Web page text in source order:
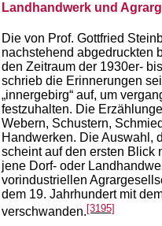
Landhandwerk und
Die von Prof. Gottfried
nachstehend abgedruckten
den Zeitraum der 1930er-
schrieb die Erinnerungen
„innergebirg“ auf, um
festzuhalten. Die
Webern, Schustern,
Handwerken. Die Auswahl,
scheint auf den ersten Blick
jene Dorf- oder
vorindustriellen
dem 19. Jahrhundert mit
verschwanden.[3195]